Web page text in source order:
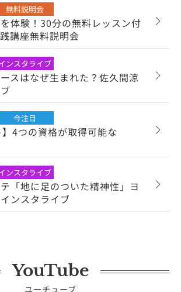
無料説明会
体験！30分の無料レッスン付
講座無料説明会
ンスタライブ
スはなぜ生まれた？佐久間涼
今注目
】4つの資格が取得可能な
ンスタライブ
「地に足のついた精神性」ヨ
ンスタライブ
YouTube
ユーチューブ